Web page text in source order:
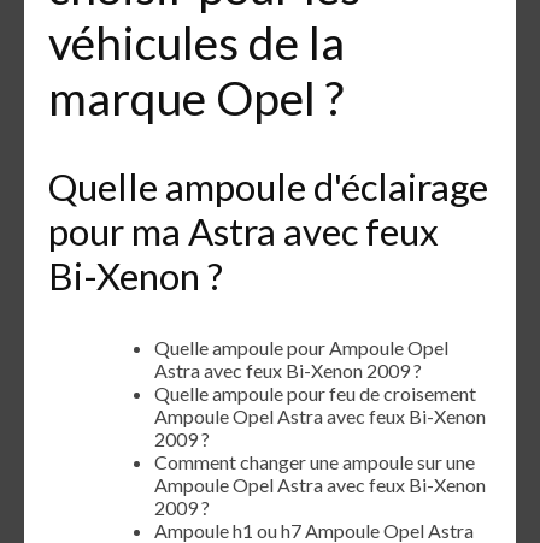
véhicules de la
marque Opel ?
Quelle ampoule d'éclairage
pour ma Astra avec feux
Bi-Xenon ?
Quelle ampoule pour Ampoule Opel
Astra avec feux Bi-Xenon 2009 ?
Quelle ampoule pour feu de croisement
Ampoule Opel Astra avec feux Bi-Xenon
2009 ?
Comment changer une ampoule sur une
Ampoule Opel Astra avec feux Bi-Xenon
2009 ?
Ampoule h1 ou h7 Ampoule Opel Astra